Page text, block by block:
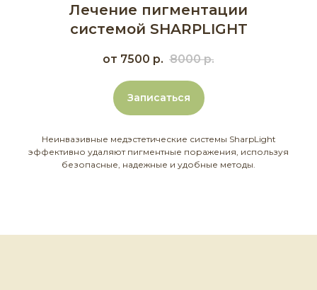
Лечение пигментации
системой SHARPLIGHT
от 7500 р. 8000 р.
Записаться
Неинвазивные медэстетические системы SharpLight
эффективно удаляют пигментные поражения, используя
безопасные, надежные и удобные методы.